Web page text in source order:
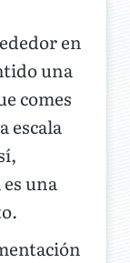
en
una
comes
escala
una